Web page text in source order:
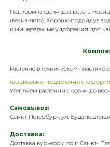
Подкормка один-два раза в месяц
(весна-лето). Хорошо подойдут
и минеральные удобрения для
Растение в техническом пластик
(возможно подарочное
Утепляем растения с осени до
Самовывоз:
Санкт-Петербург, ул.
Доставка:
Доставка курьером по г. Санкт-